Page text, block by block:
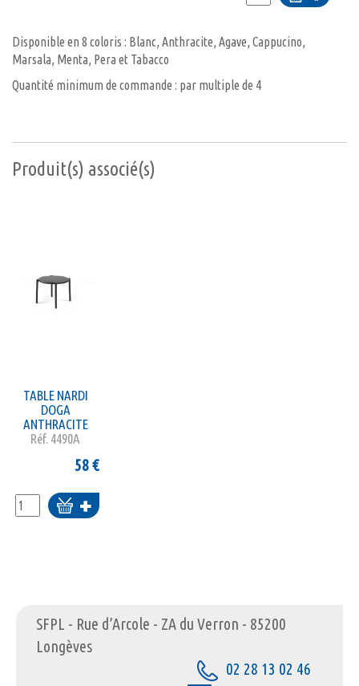
au
Disponible en 8 coloris : Blanc, Anthracite, Agave, Cappucino,
Marsala, Menta, Pera et Tabacco
Quantité minimum de commande : par multiple de 4
Produit(s) associé(s)
TABLE NARDI
DOGA
ANTHRACITE
Réf. 4490A
58€
Ajouter
au
SFPL - Rue d’Arcole - ZA du Verron - 85200
Longèves
02 28 13 02 46